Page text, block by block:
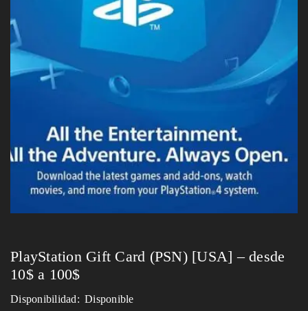
PlayStation Gift Card (PSN) [USA] – desde
10$ a 100$
Disponibilidad: Disponible